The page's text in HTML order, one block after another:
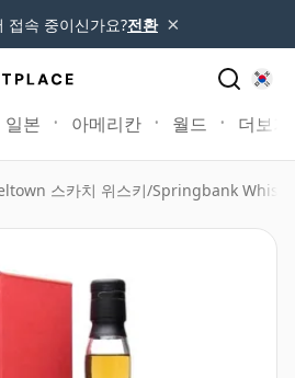
접속 중이신가요?전환 ×
일본 아메리칸 월드 더보기
스카치 위스키/Springbank Whisky